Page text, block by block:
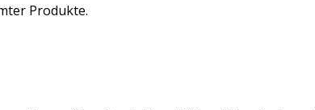
Produkte.